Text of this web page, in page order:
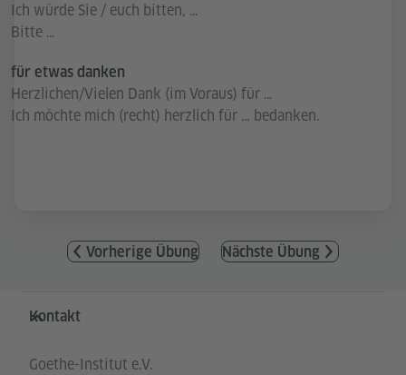
Ich würde Sie / euch bitten, …
Bitte …
für etwas danken
Herzlichen/Vielen Dank (im Voraus) für …
Ich möchte mich (recht) herzlich für … bedanken.
Vorherige Übung Nächste Übung
Service- und Informationsbereich
Kontakt
Goethe-Institut e.V.